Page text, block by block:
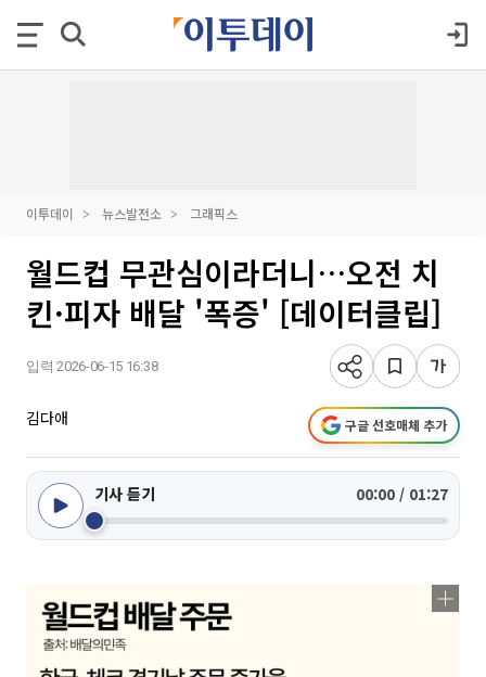
이투데이 뉴스발전소 그래픽스
월드컵 무관심이라더니…오전 치
킨·피자 배달 '폭증' [데이터클립]
입력 2026-06-15 16:38
김다애 구글 선호매체 추가
기사 듣기 00:00 / 01:27